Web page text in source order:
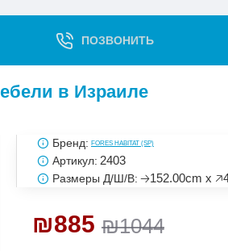
ПОЗВОНИТЬ
в Израиле
₪1044
₪885
Бренд: FORES HABITAT (SP)
Артикул: 2403
Размеры Д/Ш/В: 🡢152.00cm x